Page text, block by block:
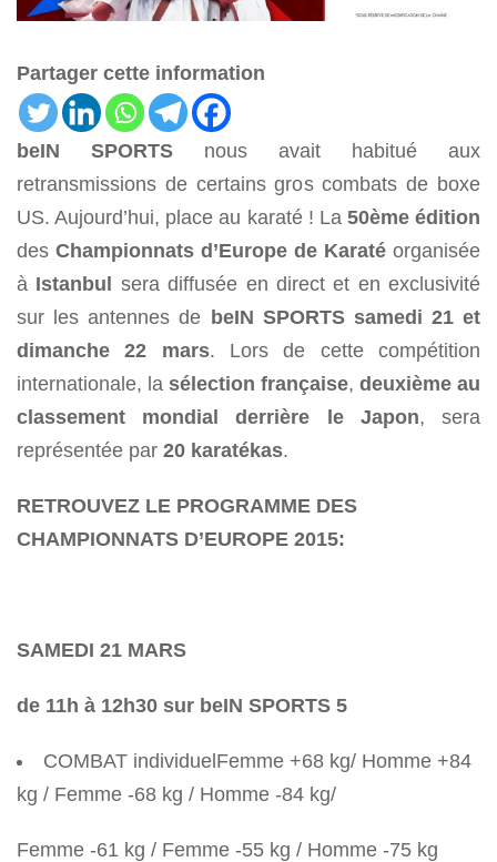
Partager cette information
beIN SPORTS nous avait habitué aux
retransmissions de certains gros combats de boxe
US. Aujourd’hui, place au karaté ! La 50ème édition
des Championnats d’Europe de Karaté organisée
à Istanbul sera diffusée en direct et en exclusivité
sur les antennes de beIN SPORTS samedi 21 et
dimanche 22 mars. Lors de cette compétition
internationale, la sélection française, deuxième au
classement mondial derrière le Japon, sera
représentée par 20 karatékas.
RETROUVEZ LE PROGRAMME DES
CHAMPIONNATS D’EUROPE 2015:
SAMEDI 21 MARS
de 11h à 12h30 sur beIN SPORTS 5
COMBAT individuelFemme +68 kg/ Homme +84
kg / Femme -68 kg / Homme -84 kg/
Femme -61 kg / Femme -55 kg / Homme -75 kg